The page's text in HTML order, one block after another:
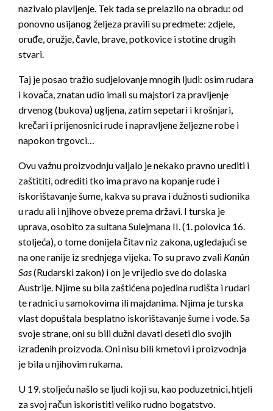
nazivalo plavljenje. Tek tada se prelazilo na obradu: od
ponovno usijanog željeza pravili su predmete: zdjele,
oruđe, oružje, čavle, brave, potkovice i stotine drugih
stvari.
Taj je posao tražio sudjelovanje mnogih ljudi: osim rudara
i kovača, znatan udio imali su majstori za pravljenje
drvenog (bukova) ugljena, zatim sepetari i krošnjari,
krečari i prijenosnici rude i napravljene željezne robe i
napokon trgovci…
Ovu važnu proizvodnju valjalo je nekako pravno urediti i
zaštititi, odrediti tko ima pravo na kopanje rude i
iskorištavanje šume, kakva su prava i dužnosti sudionika
u radu ali i njihove obveze prema državi. I turska je
uprava, osobito za sultana Sulejmana II. (1. polovica 16.
stoljeća), o tome donijela čitav niz zakona, ugledajući se
na one ranije iz srednjega vijeka. To su pravo zvali Kanûn
Sas(Rudarski zakon) i on je vrijedio sve do dolaska
Austrije. Njime su bila zaštićena pojedina rudišta i rudari
te radnici u samokovima ili majdanima. Njima je turska
vlast dopuštala besplatno iskorištavanje šume i vode. Sa
svoje strane, oni su bili dužni davati deseti dio svojih
izrađenih proizvoda. Oni nisu bili kmetovi i proizvodnja
je bila u njihovim rukama.
U 19. stoljeću našlo se ljudi koji su, kao poduzetnici, htjeli
za svoj račun iskoristiti veliko rudno bogatstvo.